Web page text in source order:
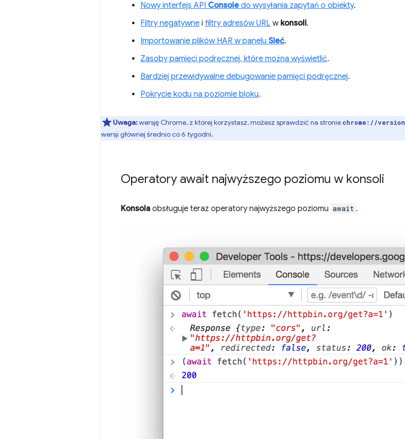
Nowy interfejs API Console do wysyłania zapytań o obiekty.
Filtry negatywne i filtry adresów URL w konsoli.
Importowanie plików HAR w panelu Sieć.
Zasoby pamięci podręcznej, które można wyświetlić.
Bardziej przewidywalne debugowanie pamięci podręcznej.
Pokrycie kodu na poziomie bloku.
Uwaga:wersję Chrome, z której korzystasz, możesz sprawdzić na stronie chrome://version
wersji głównej średnio co 6 tygodni.
Operatory await najwyższego poziomu w konsoli
Konsola obsługuje teraz operatory najwyższego poziomu await .